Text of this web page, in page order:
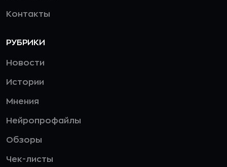
Контакты
РУБРИКИ
Новости
Истории
Мнения
Нейропрофайлы
Обзоры
Чек-листы